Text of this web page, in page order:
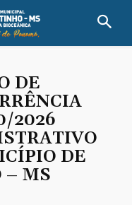
DE
2026
DE
– MS